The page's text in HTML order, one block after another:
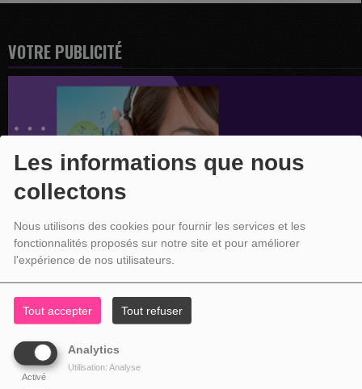
Les informations que nous
collectons
Nous utilisons des cookies pour fournir les services et les
fonctionnalités proposés sur notre site et pour améliorer
l'expérience de nos utilisateurs.
Tout accepter Tout refuser
Analytics
Activé
Utilisation: Analyse
VOTRE PUBLICITÉ